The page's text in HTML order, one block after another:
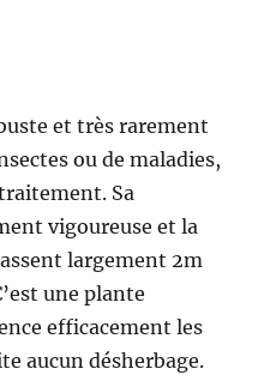
et très rarement
ou de maladies,
Sa
vigoureuse et la
largement 2m
une plante
efficacement les
aucun désherbage.